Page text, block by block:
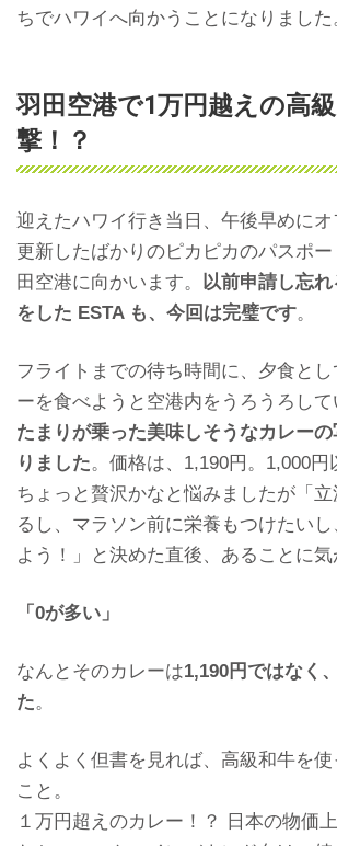
ちでハワイへ向かうことになりました
羽田空港で1万円越えの高
撃！？
迎えたハワイ行き当日、午後早めにオ
更新したばかりのピカピカのパスポ
田空港に向かいます。 以前申請し忘
をした ESTA も、今回は完璧です。
フライトまでの待ち時間に、夕食と
ーを食べようと空港内を うろうろして
たまりが乗った美味しそうなカレーの
りました。価格は、1,190円。 1,000円
ちょっと贅沢かなと悩みましたが「
るし、マラソン前に栄養もつけたいし
よう！」と決めた直後、あることに気
「0が多い」
なんとそのカレーは1,190円ではなく
た。
よくよく但書を見れば、高級和牛を
こと。
１万円超えのカレー！？
日本の物価